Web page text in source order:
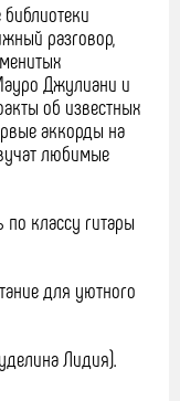
разговор,
Джулиани и
об известных
аккорды на
любимые
классу гитары
для уютного
Лидия).